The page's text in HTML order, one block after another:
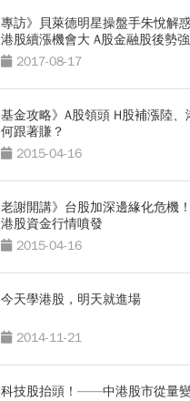
專訪》貝萊德明星操盤手朱悅解
港股續漲機會大 A股金融股後勢強
2017-08-17
基金攻略》A股領頭 H股補漲陸
何跟著賺？
2015-04-16
老謝開講》台股加深邊緣化危機
港股資金行情噴發
2015-04-16
今天學港股，明天就進場
2014-11-21
科技股抬頭！——中港股市從量